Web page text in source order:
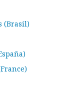
(Brasil)